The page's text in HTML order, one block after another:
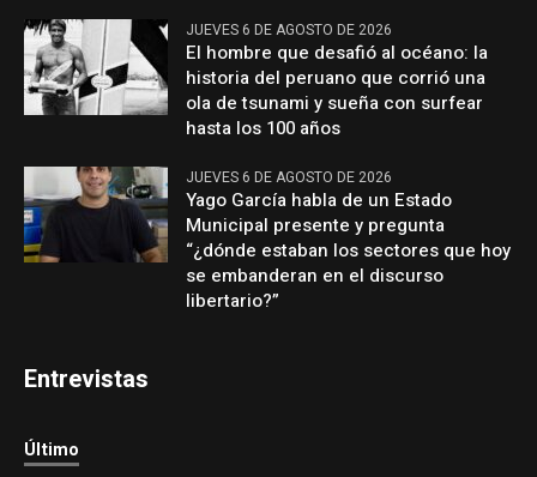
JUEVES 6 DE AGOSTO DE 2026
El hombre que desafió al océano: la
historia del peruano que corrió una
ola de tsunami y sueña con surfear
hasta los 100 años
JUEVES 6 DE AGOSTO DE 2026
Yago García habla de un Estado
Municipal presente y pregunta
“¿dónde estaban los sectores que hoy
se embanderan en el discurso
libertario?”
Entrevistas
Último